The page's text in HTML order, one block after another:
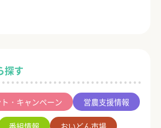
探す
・キャンペーン 営農支援情報